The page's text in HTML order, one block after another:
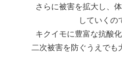
さらに被害を拡大し、
していくの
キクイモに豊富な抗酸
二次被害を防ぐうえでも